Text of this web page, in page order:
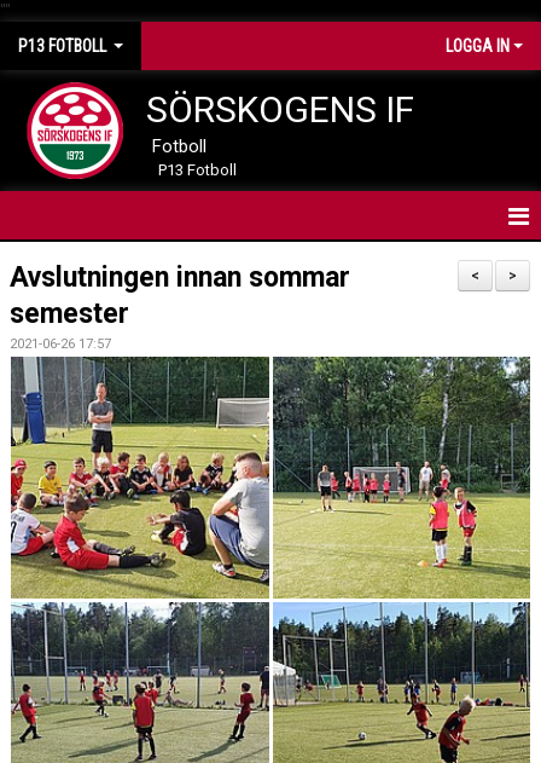
""
P13 FOTBOLL LOGGA IN
SÖRSKOGENS IF
Fotboll
P13 Fotboll
HEM
NYHETER
KALENDER
MATCHER
TRUPPEN
BILDER
DOKUMENT
KONTAKT
>
<
Avslutningen innan sommar
semester
2021-06-26 17:57